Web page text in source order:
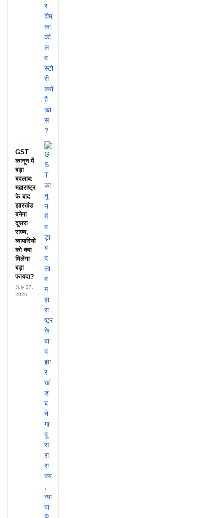
GST
कानून में
बड़ा
बदलाव:
महाराष्ट्र
के बाद
झारखंड
बनेगा
दूसरा
राज्य,
व्यापारियों
को क्या
मिलेगा
बड़ा
फायदा?
July 27,
2026